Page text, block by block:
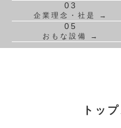
03
企業理念・社是 →
05
おもな設備 →
トッ